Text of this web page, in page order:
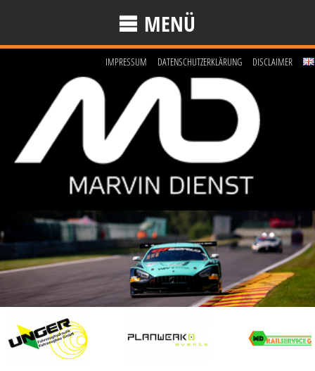
MENÜ
IMPRESSUM DATENSCHUTZERKLÄRUNG DISCLAIMER